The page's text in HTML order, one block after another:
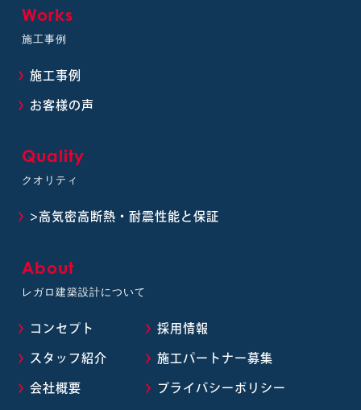
Works
施工事例
施工事例
お客様の声
Quality
クオリティ
>高気密高断熱・耐震性能と保証
About
レガロ建築設計について
コンセプト 採用情報
スタッフ紹介 施工パートナー募集
会社概要 プライバシーポリシー